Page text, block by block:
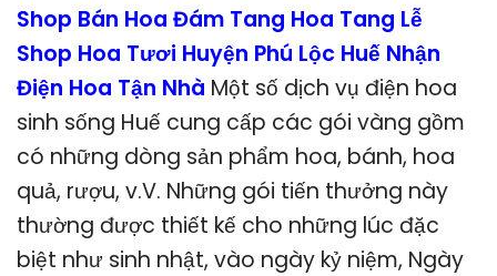
Shop Bán Hoa Đám Tang Hoa Tang Lễ
Shop Hoa Tươi Huyện Phú Lộc Huế Nhận
Điện Hoa Tận Nhà Một số dịch vụ điện hoa
sinh sống Huế cung cấp các gói vàng gồm
có những dòng sản phẩm hoa, bánh, hoa
quả, rượu, v.V. Những gói tiến thưởng này
thường được thiết kế cho những lúc đặc
biệt như sinh nhật, vào ngày kỷ niệm, Ngày